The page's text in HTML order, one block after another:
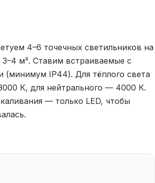
4–6 точечных светильников на
3–4 м². Ставим встраиваемые с
(минимум IP44). Для тёплого света
К, для нейтрального — 4000 К.
— только LED, чтобы